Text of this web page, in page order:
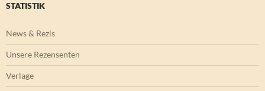
STATISTIK
News & Rezis
Unsere Rezensenten
Verlage